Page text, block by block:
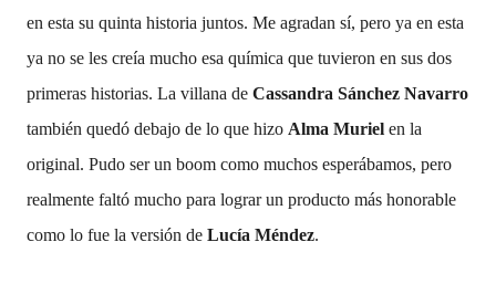
en esta su quinta historia juntos. Me agradan sí, pero ya en esta
ya no se les creía mucho esa química que tuvieron en sus dos
primeras historias. La villana de Cassandra Sánchez Navarro
también quedó debajo de lo que hizo Alma Muriel en la
original. Pudo ser un boom como muchos esperábamos, pero
realmente faltó mucho para lograr un producto más honorable
como lo fue la versión de Lucía Méndez.